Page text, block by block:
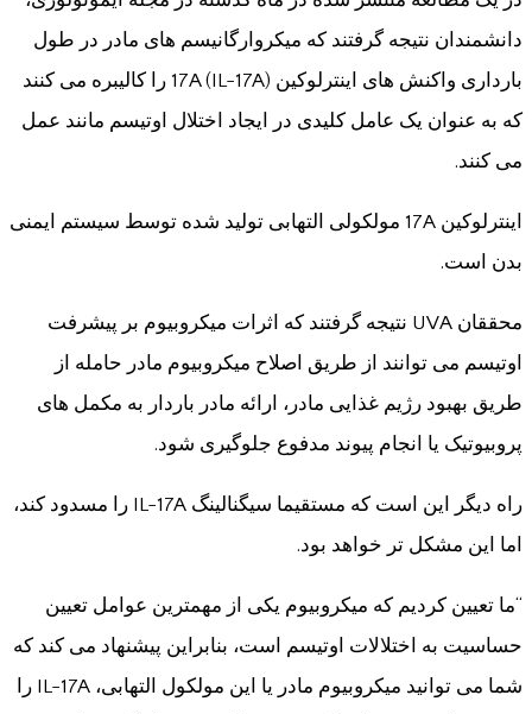
دانشمندان نتیجه گرفتند که میکروارگانیسم های مادر در طول
بارداری واکنش های اینترلوکین 17A (IL-17A) را کالیبره می کنند
که به عنوان یک عامل کلیدی در ایجاد اختلال اوتیسم مانند عمل
می کنند.
اینترلوکین 17A مولکولی التهابی تولید شده توسط سیستم ایمنی
بدن است.
محققان UVA نتیجه گرفتند که اثرات میکروبیوم بر پیشرفت
اوتیسم می توانند از طریق اصلاح میکروبیوم مادر حامله از
طریق بهبود رژیم غذایی مادر، ارائه مادر باردار به مکمل های
پروبیوتیک یا انجام پیوند مدفوع جلوگیری شود.
راه دیگر این است که مستقیما سیگنالینگ IL-17A را مسدود کند،
اما این مشکل تر خواهد بود.
“ما تعیین کردیم که میکروبیوم یکی از مهمترین عوامل تعیین
حساسیت به اختلالات اوتیسم است، بنابراین پیشنهاد می کند که
شما می توانید میکروبیوم مادر یا این مولکول التهابی، IL-17A را